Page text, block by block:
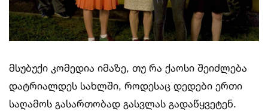
მსუბუქი კომედია იმაზე, თუ რა ქაოსი შეიძლება
დატრიალდეს სახლში, როდესაც დედები ერთი
საღამოს გასართობად გასვლას გადაწყვეტენ.